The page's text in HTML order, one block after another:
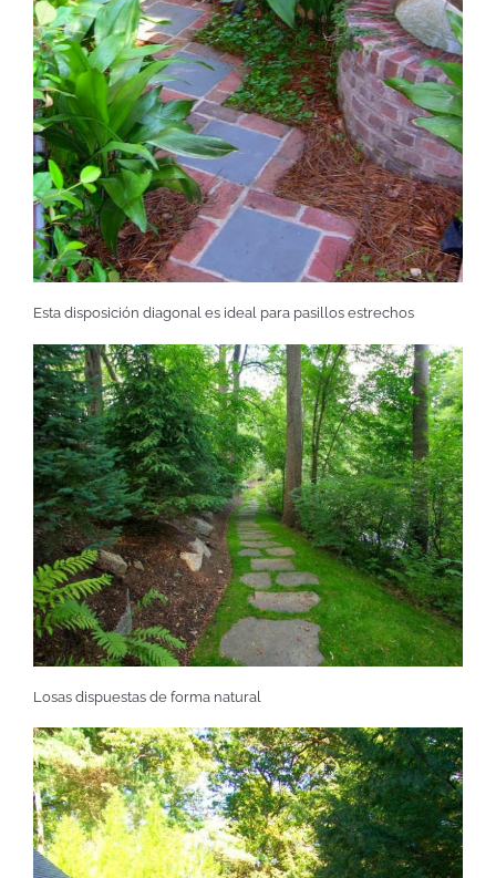
Esta disposición diagonal es ideal para pasillos estrechos
Losas dispuestas de forma natural